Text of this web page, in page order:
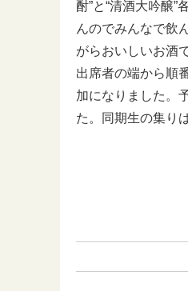
酎”と“清酒大吟醸
んのでみんなで飲
がらおいしいお酒
出席者の端から順
加になりました。
た。同期生の集り